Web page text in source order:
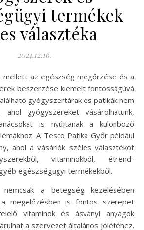
termékek
választéka
2024.12.16.
beszerzése kiemelt fontosságúvá
gyógyszertárak és patikák nem
ahol gyógyszereket vásárolhatunk,
is nyújtanak a különböző
A Tesco Patika Győr például
ahol a vásárlók széles választékot
vitaminokból, étrend-
egészségügyi termékekből.
a betegség kezelésében
a megelőzésben is fontos szerepet
vitaminok és ásványi anyagok
a szervezet általános jólétéhez.